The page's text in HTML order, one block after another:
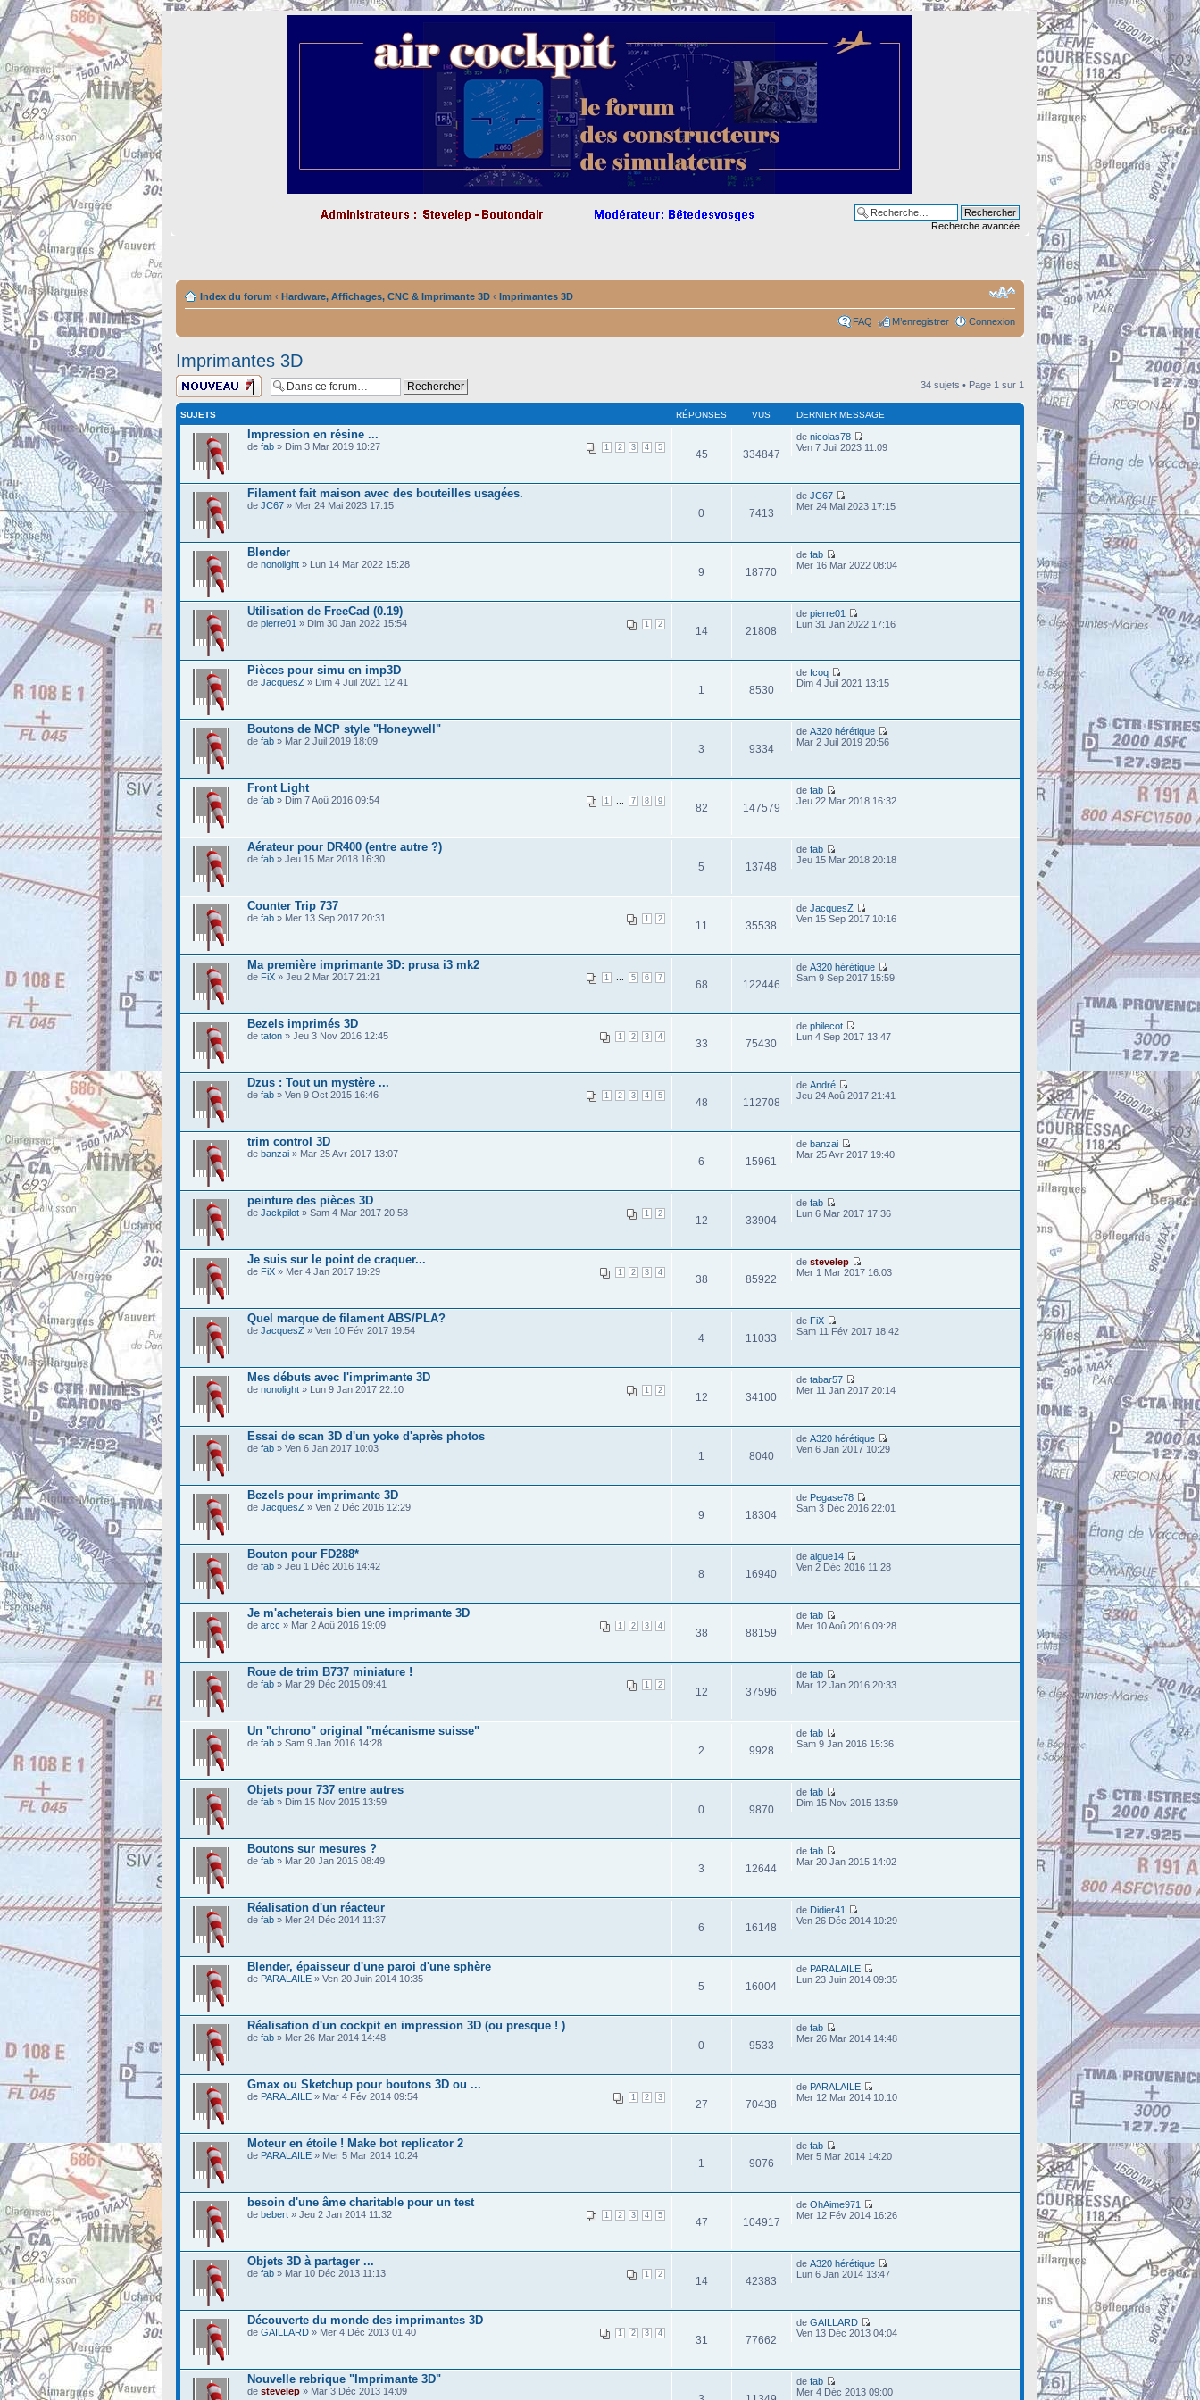
Recherche avancée
Index du forum ‹ Hardware, Affichages, CNC & Imprimante 3D ‹ Imprimantes 3D
FAQ M’enregistrer Connexion
Imprimantes 3D
Ecrire un nouveau
sujet
34 sujets • Page 1 sur 1
SUJETS RÉPONSES VUS DERNIER MESSAGE
Impression en résine ...
1 2 3 4 5
de fab » Dim 3 Mar 2019 10:27
45 334847
de nicolas78
Ven 7 Juil 2023 11:09
Filament fait maison avec des bouteilles usagées.
de JC67 » Mer 24 Mai 2023 17:15
0 7413
de JC67
Mer 24 Mai 2023 17:15
Blender
de nonolight » Lun 14 Mar 2022 15:28
9 18770
de fab
Mer 16 Mar 2022 08:04
Utilisation de FreeCad (0.19)
1 2
de pierre01 » Dim 30 Jan 2022 15:54
14 21808
de pierre01
Lun 31 Jan 2022 17:16
Pièces pour simu en imp3D
de JacquesZ » Dim 4 Juil 2021 12:41
1 8530
de fcoq
Dim 4 Juil 2021 13:15
Boutons de MCP style "Honeywell"
de fab » Mar 2 Juil 2019 18:09
3 9334
de A320 hérétique
Mar 2 Juil 2019 20:56
Front Light
1 7 8 9
de fab » Dim 7 Aoû 2016 09:54
82 147579
de fab
Jeu 22 Mar 2018 16:32
Aérateur pour DR400 (entre autre ?)
de fab » Jeu 15 Mar 2018 16:30
5 13748
de fab
Jeu 15 Mar 2018 20:18
Counter Trip 737
1 2
de fab » Mer 13 Sep 2017 20:31
11 35538
de JacquesZ
Ven 15 Sep 2017 10:16
Ma première imprimante 3D: prusa i3 mk2
1 5 6 7
de FiX » Jeu 2 Mar 2017 21:21
68 122446
de A320 hérétique
Sam 9 Sep 2017 15:59
Bezels imprimés 3D
1 2 3 4
de taton » Jeu 3 Nov 2016 12:45
33 75430
de philecot
Lun 4 Sep 2017 13:47
Dzus : Tout un mystère ...
1 2 3 4 5
de fab » Ven 9 Oct 2015 16:46
48 112708
de André
Jeu 24 Aoû 2017 21:41
trim control 3D
de banzai » Mar 25 Avr 2017 13:07
6 15961
de banzai
Mar 25 Avr 2017 19:40
peinture des pièces 3D
1 2
de Jackpilot » Sam 4 Mar 2017 20:58
12 33904
de fab
Lun 6 Mar 2017 17:36
Je suis sur le point de craquer...
1 2 3 4
de FiX » Mer 4 Jan 2017 19:29
38 85922
de stevelep
Mer 1 Mar 2017 16:03
Quel marque de filament ABS/PLA?
de JacquesZ » Ven 10 Fév 2017 19:54
4 11033
de FiX
Sam 11 Fév 2017 18:42
Mes débuts avec l'imprimante 3D
1 2
de nonolight » Lun 9 Jan 2017 22:10
12 34100
de tabar57
Mer 11 Jan 2017 20:14
Essai de scan 3D d'un yoke d'après photos
de fab » Ven 6 Jan 2017 10:03
1 8040
de A320 hérétique
Ven 6 Jan 2017 10:29
Bezels pour imprimante 3D
de JacquesZ » Ven 2 Déc 2016 12:29
9 18304
de Pegase78
Sam 3 Déc 2016 22:01
Bouton pour FD288*
de fab » Jeu 1 Déc 2016 14:42
8 16940
de algue14
Ven 2 Déc 2016 11:28
Je m'acheterais bien une imprimante 3D
1 2 3 4
de arcc » Mar 2 Aoû 2016 19:09
38 88159
de fab
Mer 10 Aoû 2016 09:28
Roue de trim B737 miniature !
1 2
de fab » Mar 29 Déc 2015 09:41
12 37596
de fab
Mar 12 Jan 2016 20:33
Un "chrono" original "mécanisme suisse"
de fab » Sam 9 Jan 2016 14:28
2 9928
de fab
Sam 9 Jan 2016 15:36
Objets pour 737 entre autres
de fab » Dim 15 Nov 2015 13:59
0 9870
de fab
Dim 15 Nov 2015 13:59
Boutons sur mesures ?
de fab » Mar 20 Jan 2015 08:49
3 12644
de fab
Mar 20 Jan 2015 14:02
Réalisation d'un réacteur
de fab » Mer 24 Déc 2014 11:37
6 16148
de Didier41
Ven 26 Déc 2014 10:29
Blender, épaisseur d'une paroi d'une sphère
de PARALAILE » Ven 20 Juin 2014 10:35
5 16004
de PARALAILE
Lun 23 Juin 2014 09:35
Réalisation d'un cockpit en impression 3D (ou presque ! )
de fab » Mer 26 Mar 2014 14:48
0 9533
de fab
Mer 26 Mar 2014 14:48
Gmax ou Sketchup pour boutons 3D ou ...
1 2 3
de PARALAILE » Mar 4 Fév 2014 09:54
27 70438
de PARALAILE
Mer 12 Mar 2014 10:10
Moteur en étoile ! Make bot replicator 2
de PARALAILE » Mer 5 Mar 2014 10:24
1 9076
de fab
Mer 5 Mar 2014 14:20
besoin d'une âme charitable pour un test
1 2 3 4 5
de bebert » Jeu 2 Jan 2014 11:32
47 104917
de OhAime971
Mer 12 Fév 2014 16:26
Objets 3D à partager ...
1 2
de fab » Mar 10 Déc 2013 11:13
14 42383
de A320 hérétique
Lun 6 Jan 2014 13:47
Découverte du monde des imprimantes 3D
1 2 3 4
de GAILLARD » Mer 4 Déc 2013 01:40
31 77662
de GAILLARD
Ven 13 Déc 2013 04:04
Nouvelle rebrique "Imprimante 3D"
de stevelep » Mar 3 Déc 2013 14:09
de fab
Mer 4 Déc 2013 09:00